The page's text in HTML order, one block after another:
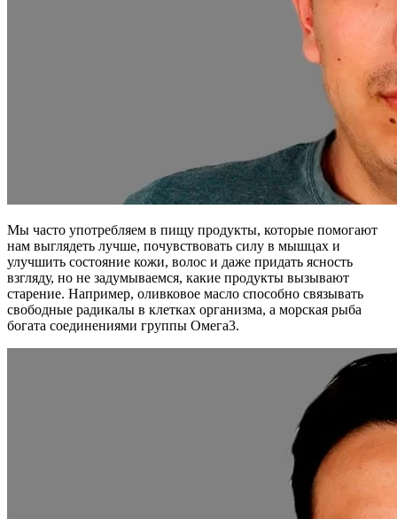
Мы часто употребляем в пищу продукты, которые помогают
нам выглядеть лучше, почувствовать силу в мышцах и
улучшить состояние кожи, волос и даже придать ясность
взгляду, но не задумываемся, какие продукты вызывают
старение. Например, оливковое масло способно связывать
свободные радикалы в клетках организма, а морская рыба
богата соединениями группы Омега3.